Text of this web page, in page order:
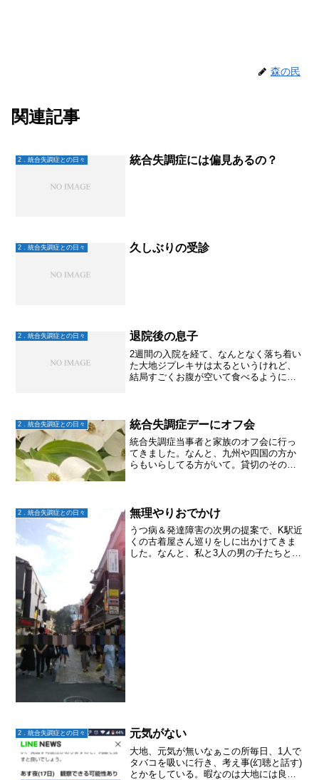
森の民
関連記事
2．統合失調症との日々 統合失調症には偏見あるの？
2．統合失調症との日々 久しぶりの受診
2．統合失調症との日々 退院後の息子
2週間の入院を経て、なんとなく落ち着い
た大地ジプレキサは太るというけれど、
結局すごくお腹が空いて食べるようにな
く昨年末からのジム通い...
2．統合失調症との日々 統合失調症デーにオフ会
統合失調症当事者と家族のオフ会に行っ
てきました。なんと、九州や四国の方か
らもいらしてる方がいて。貸切のそのお
しかけてくれて、そこ...
2．統合失調症との日々 無理やりおでかけ
うつ病＆発達障害の次男の提案で、K駅近
くの古着屋さん巡りをしに出かけてきま
した。なんと、私と3人の男の子たちとで
2．統合失調症との日々 元気がない
大地、元気が無いなぁこの所毎日、1人で
タバコを吸いに行き、考え事(幻聴と話す)
とかをしている。暇なのは大地には良く